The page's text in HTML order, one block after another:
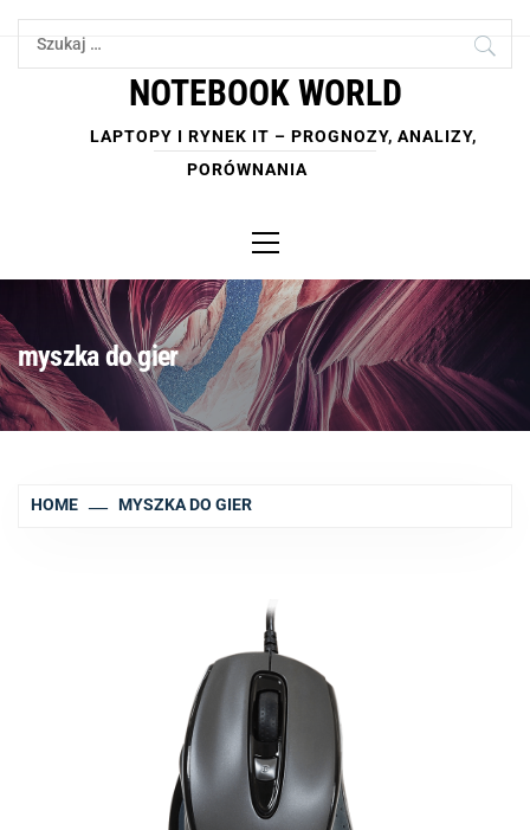
Skip
Szukaj:
NOTEBOOK WORLD
LAPTOPY I RYNEK IT – PROGNOZY, ANALIZY,
PORÓWNANIA
Menu
myszka do gier
HOME MYSZKA DO GIER